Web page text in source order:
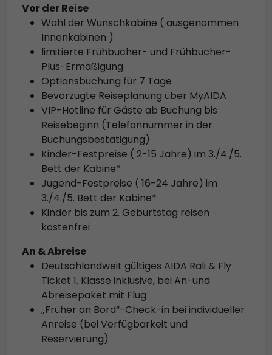
Vor der Reise
Wahl der Wunschkabine ( ausgenommen
Innenkabinen )
limitierte Frühbucher- und Frühbucher-
Plus-Ermäßigung
Optionsbuchung für 7 Tage
Bevorzugte Reiseplanung über MyAIDA
VIP-Hotline für Gäste ab Buchung bis
Reisebeginn (Telefonnummer in der
Buchungsbestätigung)
Kinder-Festpreise ( 2-15 Jahre) im 3./4./5.
Bett der Kabine*
Jugend-Festpreise ( 16-24 Jahre) im
3./4./5. Bett der Kabine*
Kinder bis zum 2. Geburtstag reisen
kostenfrei
An & Abreise
Deutschlandweit gültiges AIDA Rali & Fly
Ticket 1. Klasse inklusive, bei An-und
Abreisepaket mit Flug
„Früher an Bord“-Check-in bei individueller
Anreise (bei Verfügbarkeit und
Reservierung)